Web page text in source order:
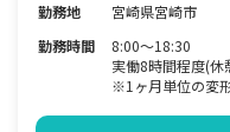
勤務地
宮崎県宮崎市
勤務時間
8:00～18:30
実働8時間程度(休
※1ヶ月単位の変